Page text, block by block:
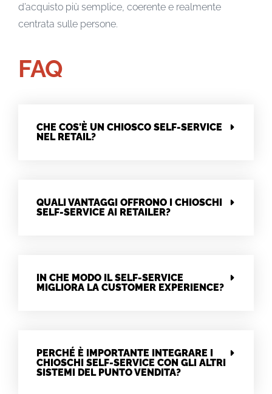
d’acquisto più semplice, coerente e realmente
centrata sulle persone.
FAQ
CHE COS'È UN CHIOSCO SELF-SERVICE
NEL RETAIL?
QUALI VANTAGGI OFFRONO I CHIOSCHI
SELF-SERVICE AI RETAILER?
IN CHE MODO IL SELF-SERVICE
MIGLIORA LA CUSTOMER EXPERIENCE?
PERCHÉ È IMPORTANTE INTEGRARE I
CHIOSCHI SELF-SERVICE CON GLI ALTRI
SISTEMI DEL PUNTO VENDITA?